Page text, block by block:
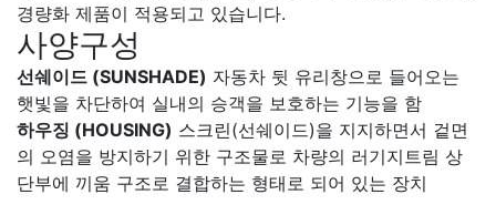
경량화 제품이 적용되고 있습니다.
사양구성
선쉐이드 (SUNSHADE) 자동차 뒷 유리창으로 들어오는
햇빛을 차단하여 실내의 승객을 보호하는 기능을 함
하우징 (HOUSING) 스크린(선쉐이드)을 지지하면서 겉면
의 오염을 방지하기 위한 구조물로 차량의 러기지트림 상
단부에 끼움 구조로 결합하는 형태로 되어 있는 장치